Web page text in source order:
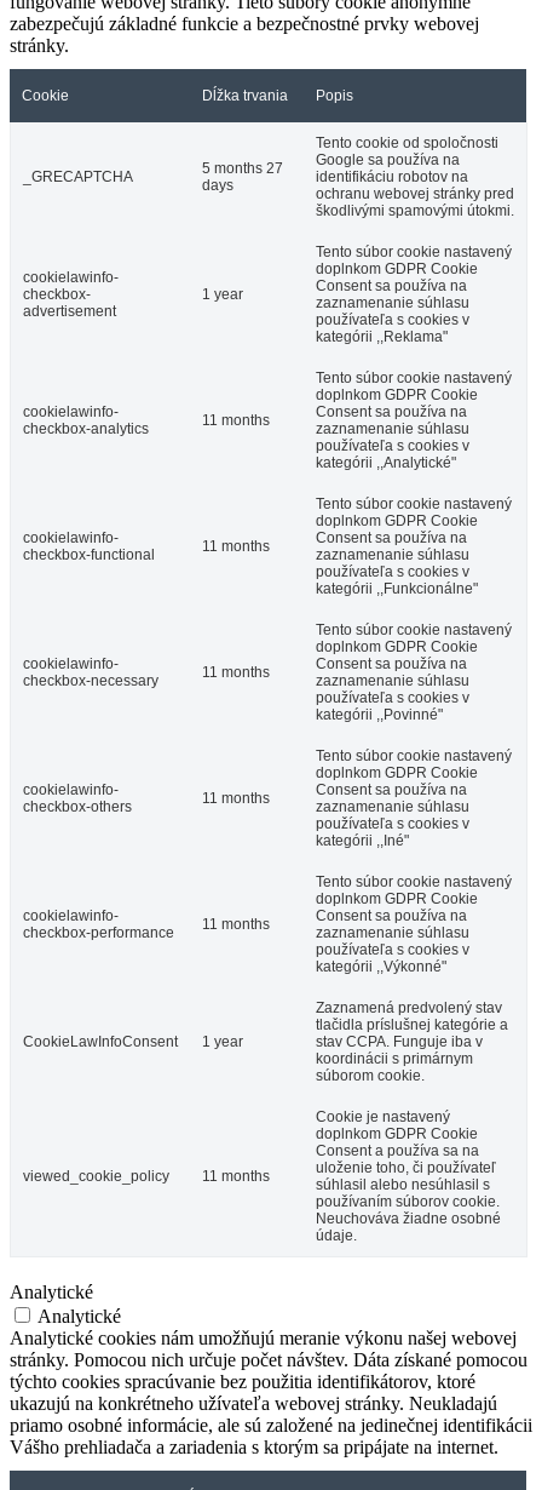
Vermesova vila
Vodný kolový mlyn a skanzen v Jelke
zabezpečujú základné funkcie a bezpečnostné prvky webovej
stránky.
Cookie Dĺžka trvania Popis
_GRECAPTCHA
5 months 27
days
Tento cookie od spoločnosti
Google sa používa na
identifikáciu robotov na
ochranu webovej stránky pred
škodlivými spamovými útokmi.
cookielawinfo-
checkbox-
advertisement
1 year
Tento súbor cookie nastavený
doplnkom GDPR Cookie
Consent sa používa na
zaznamenanie súhlasu
používateľa s cookies v
kategórii ,,Reklama"
cookielawinfo-
checkbox-analytics
11 months
Tento súbor cookie nastavený
doplnkom GDPR Cookie
Consent sa používa na
zaznamenanie súhlasu
používateľa s cookies v
kategórii ,,Analytické"
cookielawinfo-
checkbox-functional
11 months
Tento súbor cookie nastavený
doplnkom GDPR Cookie
Consent sa používa na
zaznamenanie súhlasu
používateľa s cookies v
kategórii ,,Funkcionálne"
cookielawinfo-
checkbox-necessary
11 months
Tento súbor cookie nastavený
doplnkom GDPR Cookie
Consent sa používa na
zaznamenanie súhlasu
používateľa s cookies v
kategórii ,,Povinné"
cookielawinfo-
checkbox-others
11 months
Tento súbor cookie nastavený
doplnkom GDPR Cookie
Consent sa používa na
zaznamenanie súhlasu
používateľa s cookies v
kategórii ,,Iné"
cookielawinfo-
checkbox-performance
11 months
Tento súbor cookie nastavený
doplnkom GDPR Cookie
Consent sa používa na
zaznamenanie súhlasu
používateľa s cookies v
kategórii ,,Výkonné"
CookieLawInfoConsent 1 year
Zaznamená predvolený stav
tlačidla príslušnej kategórie a
stav CCPA. Funguje iba v
koordinácii s primárnym
súborom cookie.
viewed_cookie_policy 11 months
Cookie je nastavený
doplnkom GDPR Cookie
Consent a používa sa na
uloženie toho, či používateľ
súhlasil alebo nesúhlasil s
používaním súborov cookie.
Neuchováva žiadne osobné
údaje.
Analytické
Analytické
Analytické cookies nám umožňujú meranie výkonu našej webovej
stránky. Pomocou nich určuje počet návštev. Dáta získané pomocou
týchto cookies spracúvanie bez použitia identifikátorov, ktoré
ukazujú na konkrétneho užívateľa webovej stránky. Neukladajú
priamo osobné informácie, ale sú založené na jedinečnej identifikácii
Vášho prehliadača a zariadenia s ktorým sa pripájate na internet.